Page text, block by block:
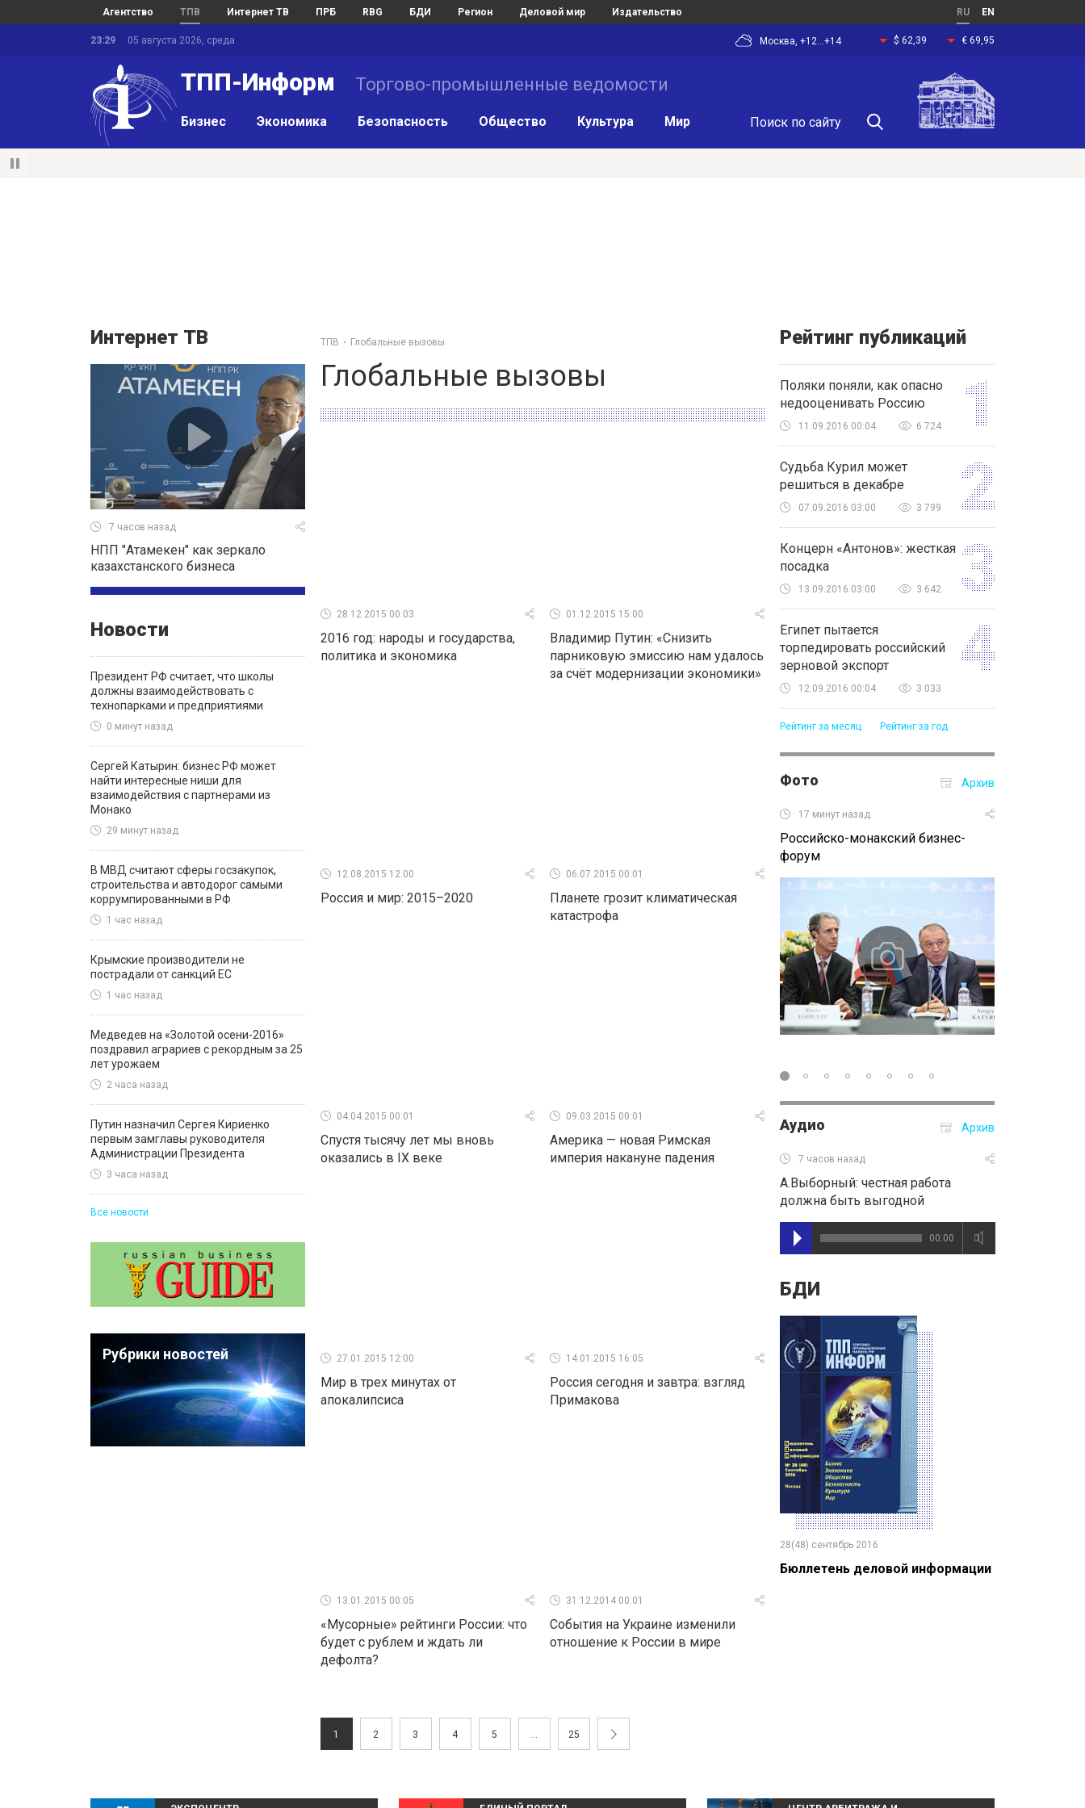
Агентство ТПВ Интернет ТВ ПРБ RBG БДИ Регион Деловой мир Издательство RU EN
23:29 05 августа 2026, среда $ 62,39 € 69,95
Москва, +12...+14
ТПП-Информ Торгово-промышленные ведомости
Бизнес Экономика Безопасность Общество Культура Мир
Интернет ТВ
7 часов назад
НПП "Атамекен" как зеркало
казахстанского бизнеса
Новости
Президент РФ считает, что школы
должны взаимодействовать с
технопарками и предприятиями
0 минут назад
Сергей Катырин: бизнес РФ может
найти интересные ниши для
взаимодействия с партнерами из
Монако
29 минут назад
В МВД считают сферы госзакупок,
строительства и автодорог самыми
коррумпированными в РФ
1 час назад
Крымские производители не
пострадали от санкций ЕС
1 час назад
Медведев на «Золотой осени-2016»
поздравил аграриев с рекордным за 25
лет урожаем
2 часа назад
Путин назначил Сергея Кириенко
первым замглавы руководителя
Администрации Президента
3 часа назад
Все новости
Рубрики новостей
ТПВ Глобальные вызовы
Глобальные вызовы
28.12.2015 00:03
2016 год: народы и государства,
политика и экономика
01.12.2015 15:00
Владимир Путин: «Снизить
парниковую эмиссию нам удалось
за счёт модернизации экономики»
12.08.2015 12:00
Россия и мир: 2015–2020
06.07.2015 00:01
Планете грозит климатическая
катастрофа
04.04.2015 00:01
Спустя тысячу лет мы вновь
оказались в IX веке
09.03.2015 00:01
Америка — новая Римская
империя накануне падения
27.01.2015 12:00
Мир в трех минутах от
апокалипсиса
14.01.2015 16:05
Россия сегодня и завтра: взгляд
Примакова
13.01.2015 00:05
«Мусорные» рейтинги России: что
будет с рублем и ждать ли
дефолта?
31.12.2014 00:01
События на Украине изменили
отношение к России в мире
1 2 3 4 5 ... 25
Рейтинг публикаций
Поляки поняли, как опасно
недооценивать Россию
11.09.2016 00:04 6 724
Судьба Курил может
решиться в декабре
07.09.2016 03:00 3 799
Концерн «Антонов»: жесткая
посадка
13.09.2016 03:00 3 642
Египет пытается
торпедировать российский
зерновой экспорт
12.09.2016 00:04 3 033
Рейтинг за месяц Рейтинг за год
Фото Архив
17 минут назад
Российско-монакский бизнес-
форум
Аудио Архив
7 часов назад
А.Выборный: честная работа
должна быть выгодной
00:00
БДИ
28(48) сентябрь 2016
Бюллетень деловой информации